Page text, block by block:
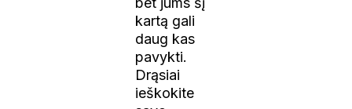
kartą gali
daug kas
pavykti.
Drąsiai
ieškokite